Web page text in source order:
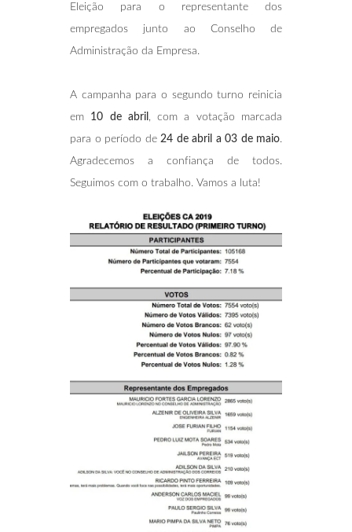
Eleição para o representante dos
empregados junto ao Conselho de
Administração da Empresa.
A campanha para o segundo turno reinicia
em 10 de abril
, com a votação marcada
para o período de 24 de abril a 03 de maio.
Agradecemos a confiança de todos.
Seguimos com o trabalho. Vamos a luta!